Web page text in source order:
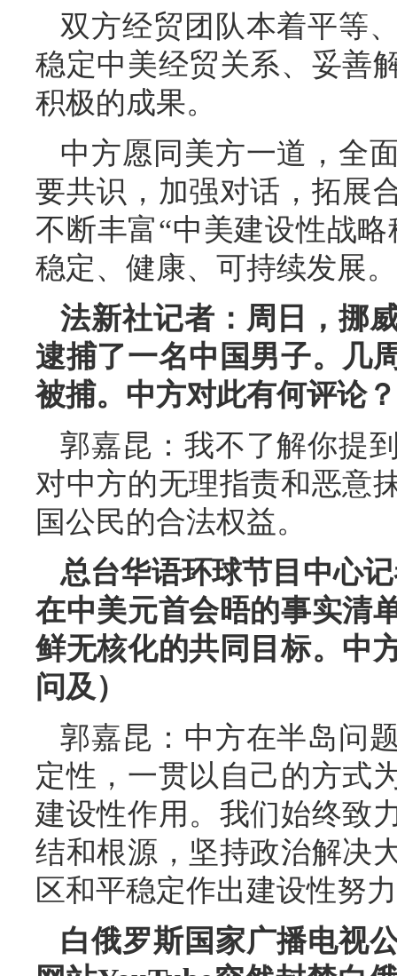
双方经贸团队本着平等
稳定中美经贸关系、妥善
积极的成果。
中方愿同美方一道，全
要共识，加强对话，拓展
不断丰富“中美建设性战
稳定、健康、可持续发展。
法新社记者：周日，挪
逮捕了一名中国男子。几
被捕。中方对此有何评论？
郭嘉昆：我不了解你提
对中方的无理指责和恶意
国公民的合法权益。
总台华语环球节目中心
在中美元首会晤的事实清
鲜无核化的共同目标。中
问及）
郭嘉昆：中方在半岛问
定性，一贯以自己的方式
建设性作用。我们始终致
结和根源，坚持政治解决
区和平稳定作出建设性努
白俄罗斯国家广播电视